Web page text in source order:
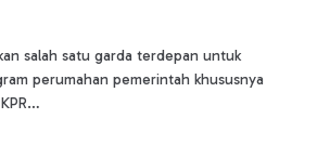
salah satu garda terdepan untuk
perumahan pemerintah khususnya